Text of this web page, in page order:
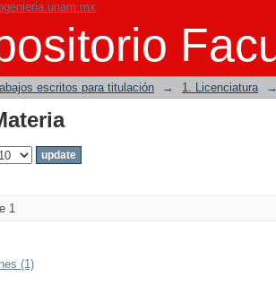
escritos para titulación → 1. Licenciatura
1
(1)